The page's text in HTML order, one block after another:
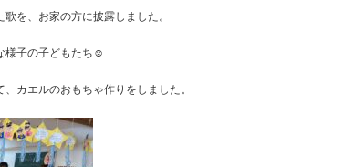
を、お家の方に披露しました。
様子の子どもたち☺️
カエルのおもちゃ作りをしました。